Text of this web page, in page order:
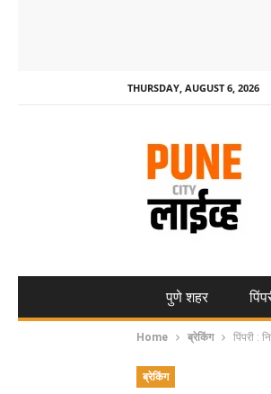
THURSDAY, AUGUST 6, 2026
पुणे शहर
Home ब्रेकिंग पिंपरी :
ब्रेकिंग